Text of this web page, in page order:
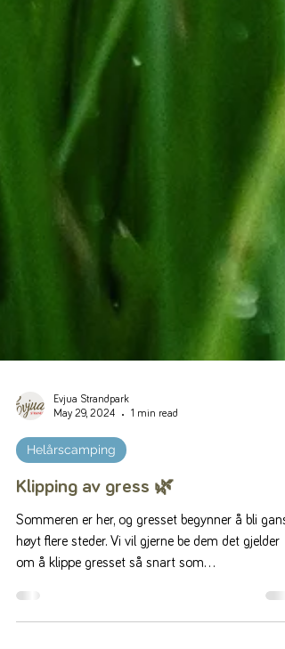
Evjua Strandpark
May 29, 2024
1 min read
Helårscamping
Klipping av gress 🌿
Sommeren er her, og gresset begynner å bli
høyt flere steder. Vi vil gjerne be dem det gjelder